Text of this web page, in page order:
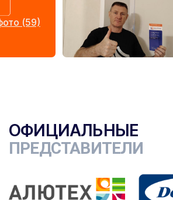
(59)
ОФИЦИАЛЬНЫЕ
ПРЕДСТАВИТЕЛИ